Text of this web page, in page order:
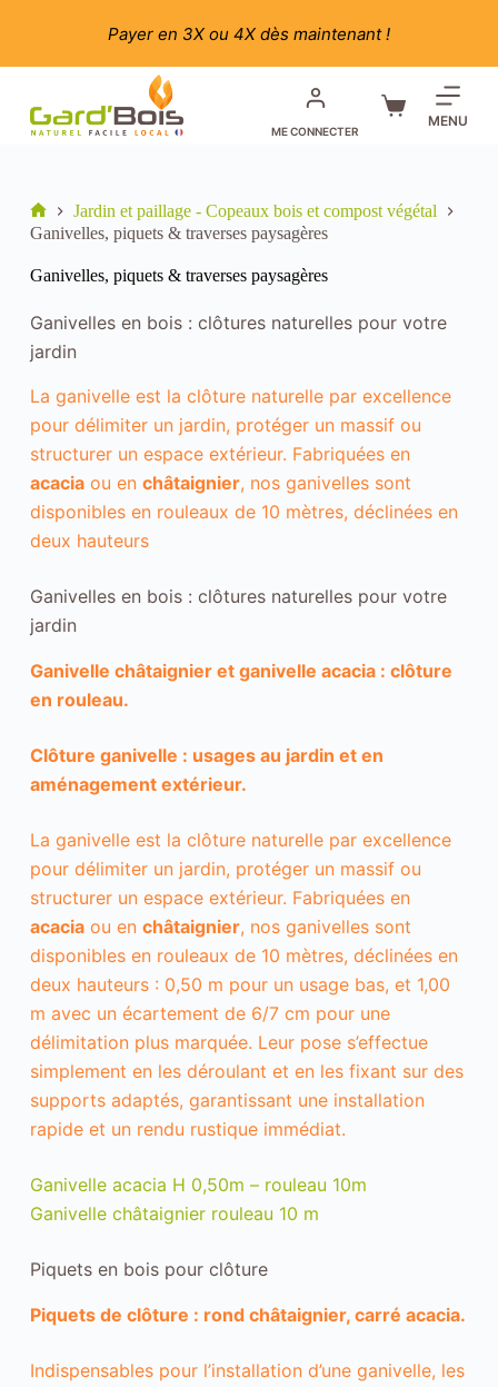
Payer en 3X ou 4X dès maintenant !
ME CONNECTER
Panier
MENU
Accueil
Jardin et paillage - Copeaux bois et compost végétal
Ganivelles, piquets & traverses paysagères
Ganivelles, piquets & traverses paysagères
Ganivelles en bois : clôtures naturelles pour votre
jardin
La ganivelle est la clôture naturelle par excellence
pour délimiter un jardin, protéger un massif ou
structurer un espace extérieur. Fabriquées en
acaciaou en châtaignier, nos ganivelles sont
disponibles en rouleaux de 10 mètres, déclinées en
deux hauteurs
Ganivelles en bois : clôtures naturelles pour votre
jardin
Ganivelle châtaignier et ganivelle acacia : clôture
en rouleau.
Clôture ganivelle : usages au jardin et en
aménagement extérieur.
La ganivelle est la clôture naturelle par excellence
pour délimiter un jardin, protéger un massif ou
structurer un espace extérieur. Fabriquées en
acaciaou en châtaignier, nos ganivelles sont
disponibles en rouleaux de 10 mètres, déclinées en
deux hauteurs : 0,50 m pour un usage bas, et 1,00
m avec un écartement de 6/7 cm pour une
délimitation plus marquée. Leur pose s’effectue
simplement en les déroulant et en les fixant sur des
supports adaptés, garantissant une installation
rapide et un rendu rustique immédiat.
Ganivelle acacia H 0,50m – rouleau 10m
Ganivelle châtaignier rouleau 10 m
Piquets en bois pour clôture
Piquets de clôture : rond châtaignier, carré acacia.
Indispensables pour l’installation d’une ganivelle, les